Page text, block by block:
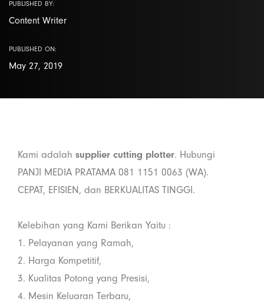
PUBLISHED BY:
Content Writer
PUBLISHED ON:
May 27, 2019
Kami adalah supplier cutting plotter. Hubungi
PANJI MEDIA PRATAMA 081 1151 0063 (WA).
CEPAT, EFISIEN, dan BERKUALITAS TINGGI.
Kelebihan yang Kami Berikan Yaitu :
1. Pelayanan yang Ramah,
2. Harga Kompetitif,
3. Kualitas Potong yang Presisi,
4. Mesin Keluaran Terbaru,